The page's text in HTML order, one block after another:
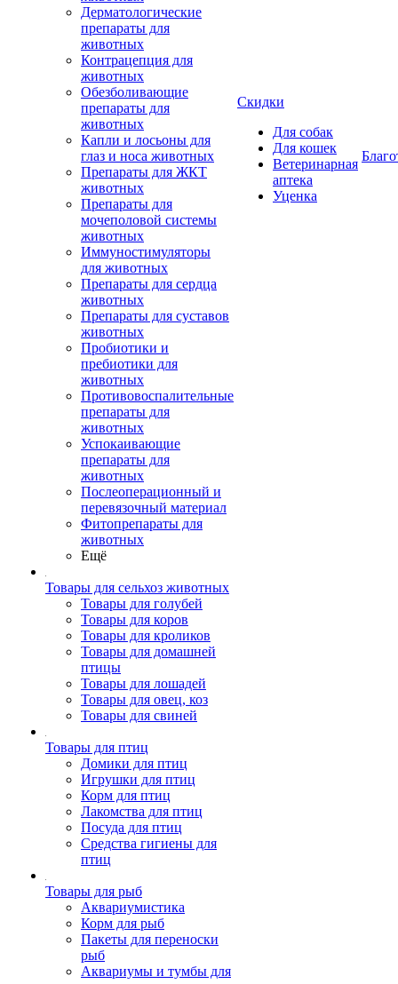
Дерматологические
препараты для
животных
Контрацепция для
животных
Обезболивающие
препараты для
животных
Капли и лосьоны для
глаз и носа животных
Препараты для ЖКТ
животных
Препараты для
мочеполовой системы
животных
Иммуностимуляторы
для животных
Препараты для сердца
животных
Препараты для суставов
животных
Пробиотики и
пребиотики для
животных
Противовоспалительные
препараты для
животных
Успокаивающие
препараты для
животных
Послеоперационный и
перевязочный материал
Фитопрепараты для
животных
Ещё
Товары для сельхоз животных
Товары для голубей
Товары для коров
Товары для кроликов
Товары для домашней
птицы
Товары для лошадей
Товары для овец, коз
Товары для свиней
Товары для птиц
Домики для птиц
Игрушки для птиц
Корм для птиц
Лакомства для птиц
Посуда для птиц
Средства гигиены для
птиц
Товары для рыб
Аквариумистика
Корм для рыб
Пакеты для переноски
рыб
Аквариумы и тумбы для
Скидки
Для собак
Для кошек
Ветеринарная
аптека
Уценка